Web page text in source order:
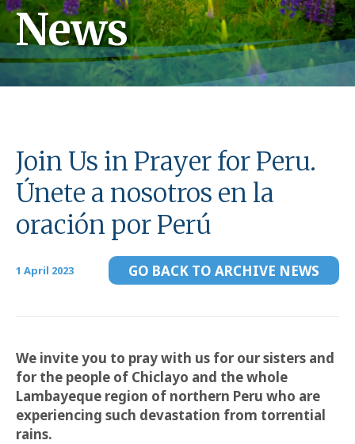
News
Join Us in Prayer for Peru.
Únete a nosotros en la
oración por Perú
1 April 2023 GO BACK TO ARCHIVE NEWS
We invite you to pray with us for our sisters and
for the people of Chiclayo and the whole
Lambayeque region of northern Peru who are
experiencing such devastation from torrential
rains.